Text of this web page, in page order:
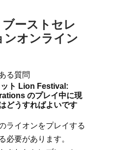
ブーストセレ
ンオンライン
る質問
ト Lion Festival:
のプレイ中に現
どうすればよいです
ライオンをプレイする
必要があります。